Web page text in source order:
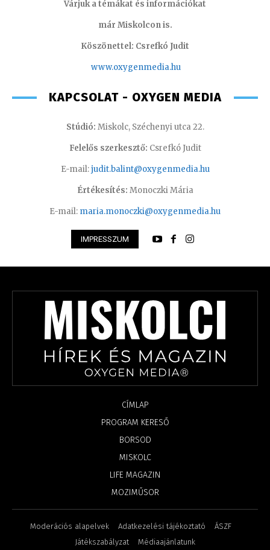
Várjuk a témákat és információkat
már Miskolcon is.
Köszönettel: Csrefkó Judit
www.oxygenmedia.hu
KAPCSOLAT - OXYGEN MEDIA
Stúdió: Miskolc, Széchenyi utca 22.
Felelős szerkesztő: Csrefkó Judit
E-mail:judit.balint@oxygenmedia.hu
Értékesítés: Monoczki Mária
E-mail: maria.monoczki@oxygenmedia.hu
IMPRESSZUM
CÍMLAP
PROGRAM KERESŐ
BORSOD
MISKOLC
LIFE MAGAZIN
MOZIMŰSOR
Moderációs alapelvek Adatkezelési tájékoztató
ÁSZF
Játékszabályzat
Médiaajánlatunk